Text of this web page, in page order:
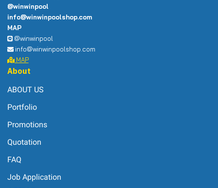
@winwinpool
info@winwinpoolshop.com
MAP
@winwinpool
info@winwinpoolshop.com
MAP
About
ABOUT US
Portfolio
Promotions
Quotation
FAQ
Job Application